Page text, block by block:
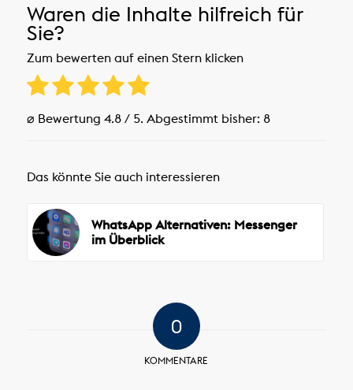
Waren die Inhalte hilfreich für
Sie?
Zum bewerten auf einen Stern klicken
⌀ Bewertung 4.8/ 5. Abgestimmt bisher: 8
Das könnte Sie auch interessieren
WhatsApp Alternativen: Messenger
im Überblick
0
KOMMENTARE